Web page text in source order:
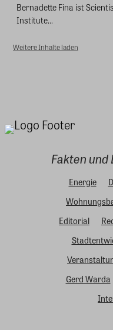
Bernadette Fina ist
Institute...
Weitere Inhalte laden
Fakten
Energie
Editorial
Gerd Warda